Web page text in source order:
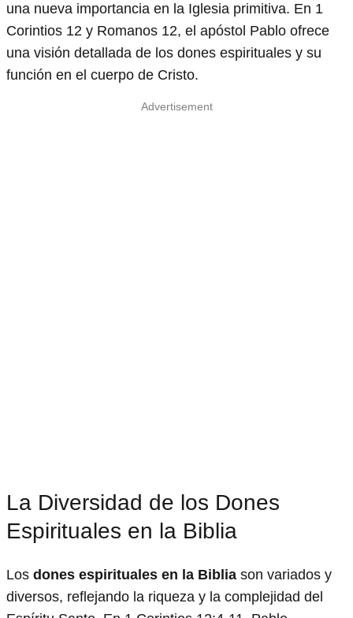
una nueva importancia en la Iglesia primitiva. En 1
Corintios 12 y Romanos 12, el apóstol Pablo ofrece
una visión detallada de los dones espirituales y su
función en el cuerpo de Cristo.
Advertisement
La Diversidad de los Dones
Espirituales en la Biblia
Los dones espirituales en la Biblia son variados y
diversos, reflejando la riqueza y la complejidad del